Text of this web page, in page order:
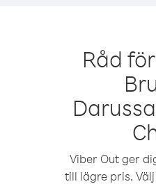
Råd
Viber Out ger
till lägre pris.